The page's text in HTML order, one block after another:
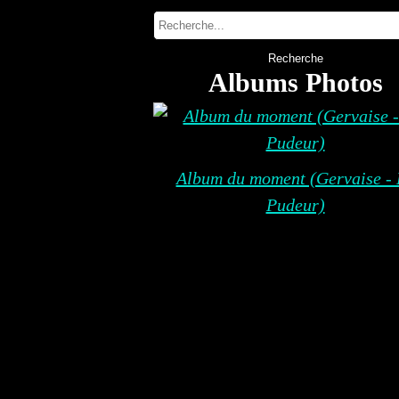
Albums Photos
Album du moment (Gervaise -
Pudeur)